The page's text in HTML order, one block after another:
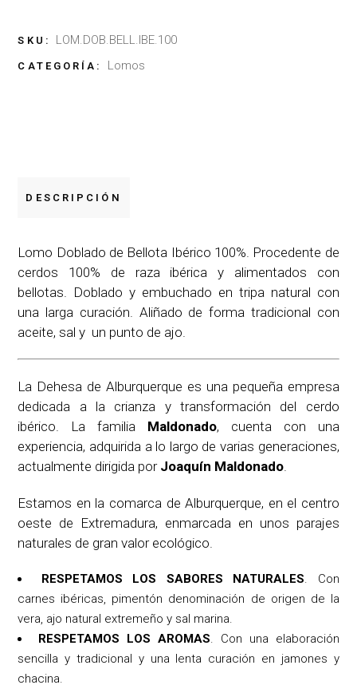
SKU: LOM.DOB.BELL.IBE.100
CATEGORÍA: Lomos
DESCRIPCIÓN
Lomo Doblado de Bellota Ibérico 100%. Procedente de
cerdos 100% de raza ibérica y alimentados con
bellotas. Doblado y embuchado en tripa natural con
una larga curación. Aliñado de forma tradicional con
aceite, sal y un punto de ajo.
La Dehesa de Alburquerque es una pequeña empresa
dedicada a la crianza y transformación del cerdo
ibérico. La familia Maldonado, cuenta con una
experiencia, adquirida a lo largo de varias generaciones,
actualmente dirigida porJoaquín Maldonado
Estamos en la comarca de Alburquerque, en el centro
oeste de Extremadura, enmarcada en unos parajes
naturales de gran valor ecológico.
RESPETAMOS LOS SABORES NATURALES . Con
carnes ibéricas, pimentón denominación de origen de la
vera, ajo natural extremeño y sal marina.
RESPETAMOS LOS AROMAS . Con una elaboración
sencilla y tradicional y una lenta curación en jamones y
chacina.